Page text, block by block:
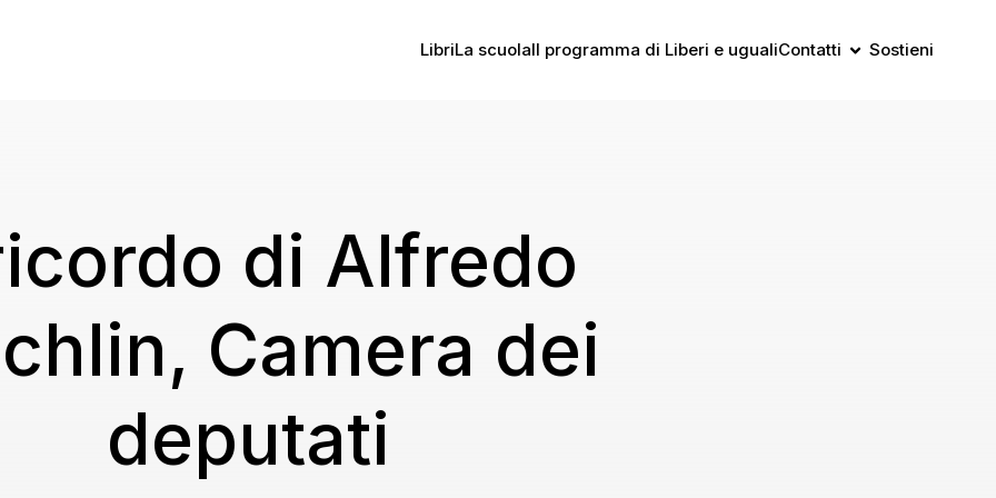
LibriLa scuolaIl programma di Liberi e ugualiContatti Sostieni
di Alfredo
Camera dei
deputati